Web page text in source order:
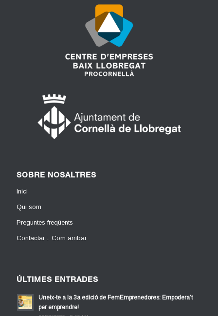
SOBRE NOSALTRES
Inici
Qui som
Preguntes freqüents
Contactar :: Com arribar
ÚLTIMES ENTRADES
Uneix-te a la 3a edició de FemEmprenedores: Empodera’t
per emprendre!